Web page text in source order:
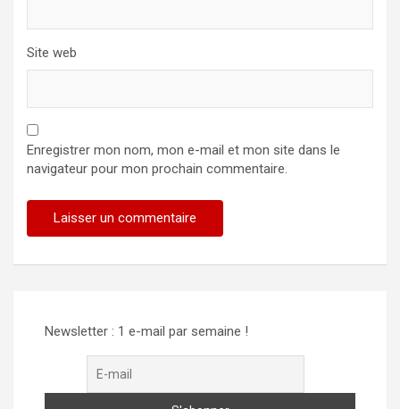
Site web
Enregistrer mon nom, mon e-mail et mon site dans le
navigateur pour mon prochain commentaire.
Newsletter : 1 e-mail par semaine !